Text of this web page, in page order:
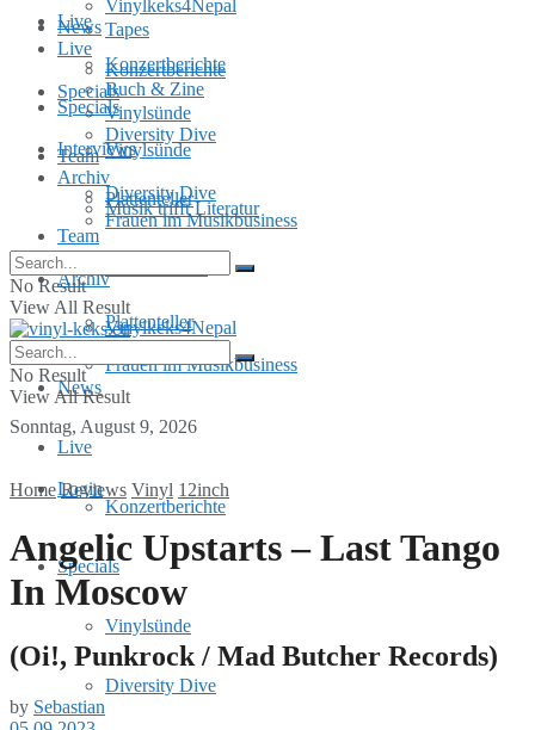
Live
Konzertberichte
Specials
Vinylsünde
Diversity Dive
Team
Archiv
Plattenteller
Frauen im Musikbusiness
Sonntag, August 9, 2026
Login
Tapes
Buch & Zine
Interviews
Musik trifft Literatur
Vinylkeks4Nepal
News
Live
Konzertberichte
Specials
Vinylsünde
Diversity Dive
Vinylkeks4Nepal
News
Live
Konzertberichte
Specials
Vinylsünde
Diversity Dive
Team
Archiv
Plattenteller
Frauen im Musikbusiness
No Result
View All Result
No Result
View All Result
Home Reviews Vinyl 12inch
Angelic Upstarts – Last Tango
In Moscow
(Oi!, Punkrock / Mad Butcher Records)
by Sebastian